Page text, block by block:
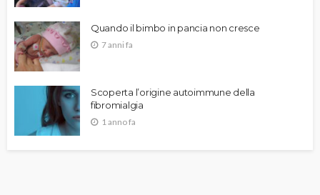
Quando il bimbo in pancia non cresce
7 anni fa
Scoperta l’origine autoimmune della
fibromialgia
1 anno fa